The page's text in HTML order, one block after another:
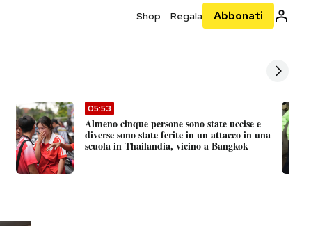
Shop Regala Abbonati
05:53
Almeno cinque persone sono state uccise e
diverse sono state ferite in un attacco in una
scuola in Thailandia, vicino a Bangkok